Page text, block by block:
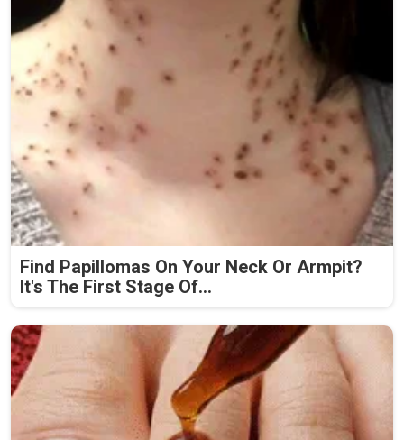
Find Papillomas On Your Neck Or Armpit?
It's The First Stage Of...